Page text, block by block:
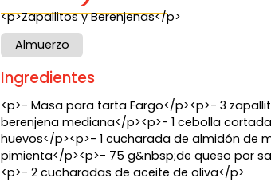
<p>Zapallitos y Berenjenas</p>
Almuerzo
Ingredientes
<p>- Masa para tarta Fargo</p><p>- 3
berenjena mediana</p><p>- 1 cebolla
huevos</p><p>- 1 cucharada de almidón de
pimienta</p><p>- 75 g&nbsp;de queso por
<p>- 2 cucharadas de aceite de oliva</p>